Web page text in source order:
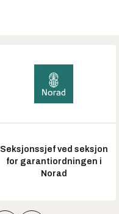
Seksjonssjef ved seksjon
for garantiordningen i
Norad